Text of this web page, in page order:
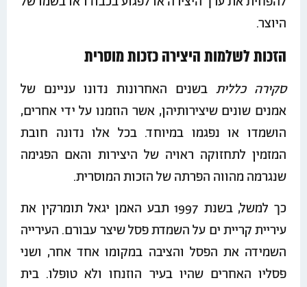
היוצר.
הזכות לשלמות היצירה כזכות מוסרית
סקירה כללית בשנים האחרונות נדונו עניינם של
אמנים שונים שיצירותיהן, אשר הוזמנו על ידי אחרים,
הושמדו או נפגמו במיוחד. בכל אלו נדונה חובת
המזמין לתחזוקה ראויה של היצירות והאם הפגימה
שנגרמה מהווה הפרתה של הזכות המוסרית.
כך למשל, בשנת 1997 תבע האמן יגאל תומרקין את
עיריית קריית ים על השמדת פסל שיצר עבורם. העירייה
השמידה את הפסל והציבה במקומו אחד אחר, ושני
פסליו האחרים שהיו בעיר הוזנחו ולא טופלו. בית